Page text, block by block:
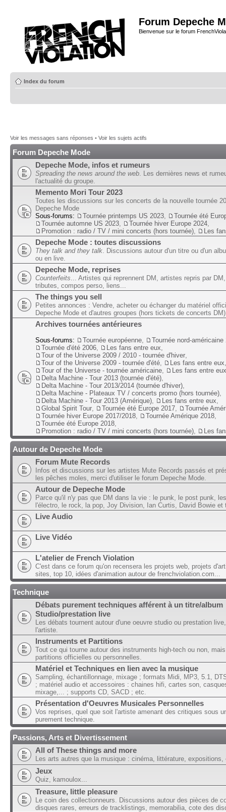
Forum Depeche
Bienvenue sur le forum
Index du forum
Voir les messages sans réponses • Voir les sujets actifs
Forum Depeche Mode
Depeche Mode, infos et rumeurs
Spreading the news around the web . Les dernières news et
l'actualité du groupe.
Memento Mori Tour 2023
Toutes les discussions sur les concerts de la nouvelle tournée
Depeche Mode
Sous-forums:
Tournée printemps US 2023
Tournée été
Tournée automne US 2023
Tournée hiver Europe 2024
Promotion : radio / TV / mini concerts (hors tournée)
Les
Depeche Mode : toutes discussions
They talk and they talk . Discussions autour d'un titre ou d'un
ou en live.
Depeche Mode, reprises
Counterfeits ... Artistes qui reprennent DM, artistes repris par
tributes, compos perso, liens...
The things you sell
Petites annonces : Vendre, acheter ou échanger du matériel
Depeche Mode et d'autres groupes (hors tickets de concerts DM)
Archives tournées antérieures
Sous-forums: Tournée européenne
Tournée nord-américaine
Tournée d'été 2006
Les fans entre eux
Tour of the Universe 2009 / 2010 - tournée d'hiver
Tour of the Universe 2009 - tournée d'été
Les fans entre eux
Tour of the Universe - tournée américaine
Les fans entre eux
Delta Machine - Tour 2013 (tournée d'été)
Delta Machine - Tour 2013/2014 (tournée d'hiver)
Delta Machine - Plateaux TV / concerts promo (hors tournée)
Delta Machine - Tour 2013 (Amérique)
Les fans entre eux
Global Spirit Tour
Tournée été Europe 2017
Tournée
Tournée hiver Europe 2017/2018
Tournée Amérique 2018
Tournée été Europe 2018
Promotion : radio / TV / mini concerts (hors tournée)
Les
Autour de Depeche Mode
Forum Mute Records
Infos et discussions sur les artistes Mute Records passés et
les pêches moles, merci d'utiliser le forum Depeche Mode.
Autour de Depeche Mode
Parce qu'il n'y pas que DM dans la vie : le punk, le post punk,
l'électro, le rock, la pop, Joy Division, Ian Curtis, David Bowie et
Live Audio
Live Vidéo
L'atelier de French Violation
C'est dans ce forum qu'on recensera les projets web, projets
sites, top 10, idées d'animation autour de frenchviolation.com...
Technique
Débats purement techniques afférent à un titre/album
Studio/prestation live
Les débats tournent autour d'une oeuvre studio ou prestation
l'artiste.
Instruments et Partitions
Tout ce qui tourne autour des instruments high-tech ou non,
partitions officielles ou personnelles.
Matériel et Techniques en lien avec la musique
Sampling, échantillonnage, mixage ; formats Midi, MP3, 5.1,
; matériel audio et accessoires : chaines hifi, cartes son,
mixage,... ; supports CD, SACD ; etc.
Présentation d'Oeuvres Musicales Personnelles
Vos reprises, quel que soit l'artiste amenant des critiques sous
purement technique.
Passions, Arts et Divertissement
All of These things and more
Les arts autres que la musique : cinéma, littérature, expositions,
Jeux
Quiz, kamoulox...
Treasure, little pleasure
Le coin des collectionneurs. Discussions autour des pièces de
disques rares, erreurs de tracklistings, memorabilia, cote des